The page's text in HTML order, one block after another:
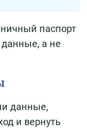
паспорт
данные, а не
данные,
и вернуть